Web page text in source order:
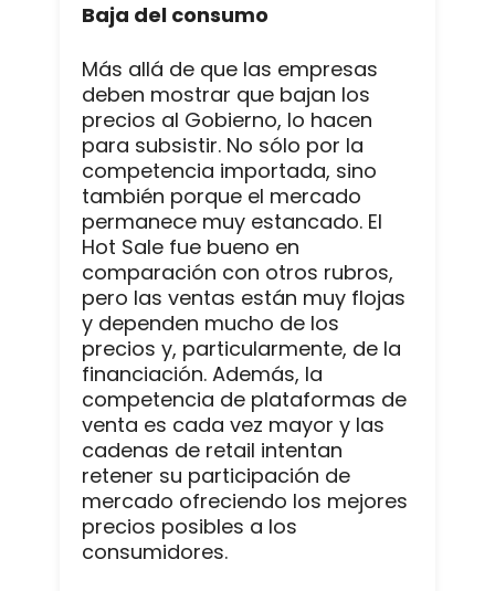
Baja del consumo
Más allá de que las empresas
deben mostrar que bajan los
precios al Gobierno, lo hacen
para subsistir. No sólo por la
competencia importada, sino
también porque el mercado
permanece muy estancado. El
Hot Sale fue bueno en
comparación con otros rubros,
pero las ventas están muy flojas
y dependen mucho de los
precios y, particularmente, de la
financiación. Además, la
competencia de plataformas de
venta es cada vez mayor y las
cadenas de retail intentan
retener su participación de
mercado ofreciendo los mejores
precios posibles a los
consumidores.